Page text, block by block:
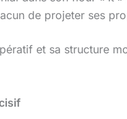
de projeter ses
et sa structure